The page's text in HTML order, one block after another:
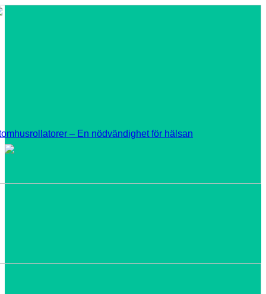
– En nödvändighet för hälsan